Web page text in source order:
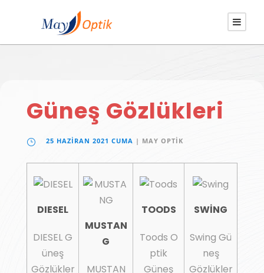
Güneş Gözlükleri
25 HAZIRAN 2021 CUMA | MAY OPTIK
DIESEL
DIESEL G
üneş
Gözlükler
MUSTAN
G
MUSTAN
TOODS
Toods O
ptik
Güneş
SWİNG
Swing Gü
neş
Gözlükler